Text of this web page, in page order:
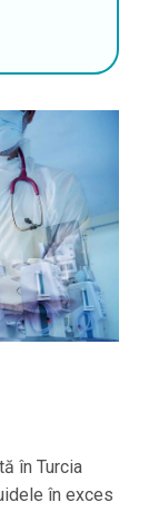
în Turcia
în exces